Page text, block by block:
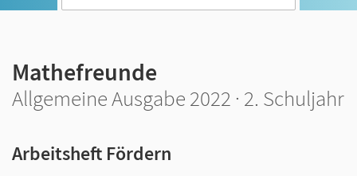
Mathefreunde
Allgemeine Ausgabe 2022 · 2. Schuljahr
Arbeitsheft Fördern